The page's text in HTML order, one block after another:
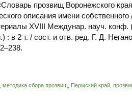
прозвищ Воронежского
описания имени
XVIII Междунар. науч. конф.
: в 2 т. / сост. и отв. ред. Г. Д.
методика сбора прозвищ Пермский край